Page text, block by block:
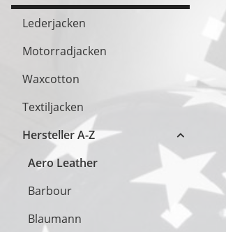
Lederjacken
Motorradjacken
Waxcotton
Textiljacken
Hersteller A-Z
Aero Leather
Barbour
Blaumann